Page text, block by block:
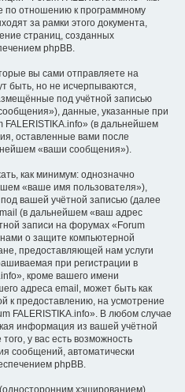
по отношению к программному
за рамки этого документа,
страниц, созданных
phpBB.
вы сами отправляете на
быть, но не исчерпываются,
под учётной записью
данные, указанные при
FALERISTIKA.info» (в дальнейшем
оставленные вами после
«ваши сообщения»).
как минимум: однозначно
«ваше имя пользователя»),
вашей учётной записью (далее
(в дальнейшем «ваш адрес
записи на форумах «Forum
о защите компьютерной
предоставляющей нам услуги
при регистрации в
кроме вашего имени
адреса email, может быть как
к предоставлению, на усмотрение
FALERISTIKA.info». В любом случае
информация из вашей учётной
у вас есть возможность
сообщений, автоматически
phpBB.
хэшированием).